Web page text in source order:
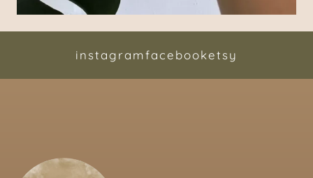
instagramfacebooketsy